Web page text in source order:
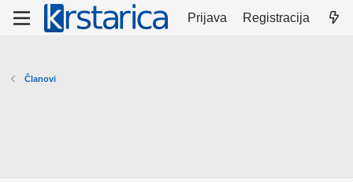
Prijava Registracija
Članovi